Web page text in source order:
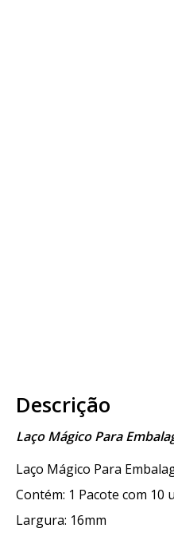
Descrição
Laço Mágico Para
Laço Mágico Para
Contém: 1 Pacote com 10
Largura: 16mm